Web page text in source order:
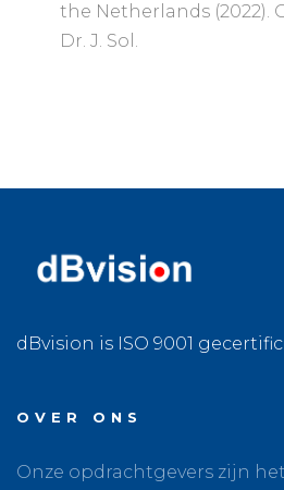
the Netherlands (2022).
Dr. J. Sol.
dBvision is ISO 9001
OVER ONS
Onze opdrachtgevers zijn